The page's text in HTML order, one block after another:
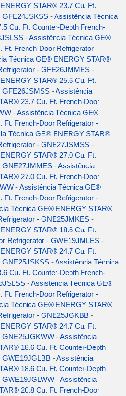
STAR® 23.7 Cu. Ft.
GFE24JSKSS -Assistência Técnica
Cu. Ft. Counter-Depth French-
-Assistência Técnica GE®
Ft. French-Door Refrigerator -
Técnica GE® ENERGY STAR®
- GFE26JMMES -
STAR® 25.6 Cu. Ft.
GFE26JSMSS -Assistência
23.7 Cu. Ft. French-Door
-Assistência Técnica GE®
Ft. French-Door Refrigerator -
Técnica GE® ENERGY STAR®
- GNE27JSMSS -
STAR® 27.0 Cu. Ft.
GNE27JMMES -Assistência
27.0 Cu. Ft. French-Door
-Assistência Técnica GE®
Ft. French-Door Refrigerator -
Técnica GE® ENERGY STAR®
- GNE25JMKES -
STAR® 18.6 Cu. Ft.
Refrigerator - GWE19JMLES -
STAR® 24.7 Cu. Ft.
GNE25JSKSS -Assistência Técnica
Cu. Ft. Counter-Depth French-
-Assistência Técnica GE®
Ft. French-Door Refrigerator -
Técnica GE® ENERGY STAR®
- GNE25JGKBB -
STAR® 24.7 Cu. Ft.
GNE25JGKWW -Assistência
18.6 Cu. Ft. Counter-Depth
GWE19JGLBB -Assistência
18.6 Cu. Ft. Counter-Depth
GWE19JGLWW -Assistência
20.8 Cu. Ft. French-Door